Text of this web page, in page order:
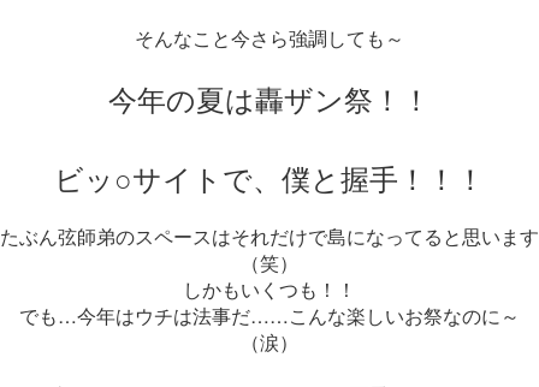
そんなこと今さら強調しても～
今年の夏は轟ザン祭！！
ビッ○サイトで、僕と握手！！！
たぶん弦師弟のスペースはそれだけで島になってると思います
（笑）
しかもいくつも！！
でも…今年はウチは法事だ……こんな楽しいお祭なのに～
（涙）